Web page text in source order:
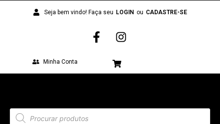
Seja bem vindo! Faça seu LOGIN ou CADASTRE-SE
Minha Conta